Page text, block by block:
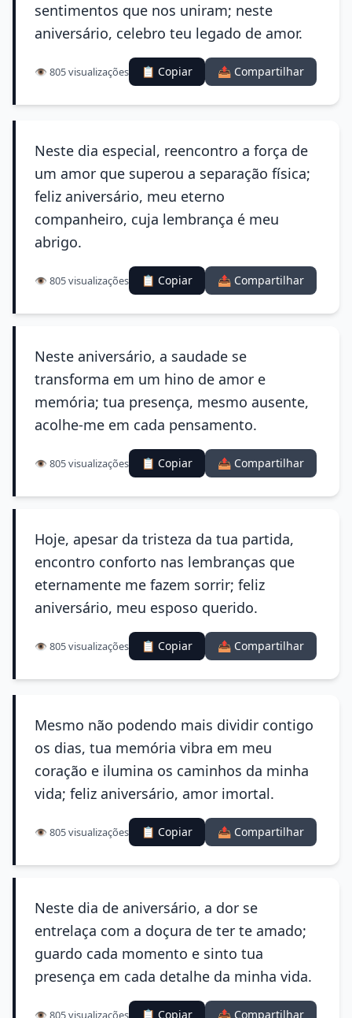
sentimentos que nos uniram; neste
aniversário, celebro teu legado de amor.
👁️ 805 visualizações 📋 Copiar 📤 Compartilhar
Neste dia especial, reencontro a força de
um amor que superou a separação física;
feliz aniversário, meu eterno
companheiro, cuja lembrança é meu
abrigo.
👁️ 805 visualizações 📋 Copiar 📤 Compartilhar
Neste aniversário, a saudade se
transforma em um hino de amor e
memória; tua presença, mesmo ausente,
acolhe-me em cada pensamento.
👁️ 805 visualizações 📋 Copiar 📤 Compartilhar
Hoje, apesar da tristeza da tua partida,
encontro conforto nas lembranças que
eternamente me fazem sorrir; feliz
aniversário, meu esposo querido.
👁️ 805 visualizações 📋 Copiar 📤 Compartilhar
Mesmo não podendo mais dividir contigo
os dias, tua memória vibra em meu
coração e ilumina os caminhos da minha
vida; feliz aniversário, amor imortal.
👁️ 805 visualizações 📋 Copiar 📤 Compartilhar
Neste dia de aniversário, a dor se
entrelaça com a doçura de ter te amado;
guardo cada momento e sinto tua
presença em cada detalhe da minha vida.
👁️ 805 visualizações 📋 Copiar 📤 Compartilhar